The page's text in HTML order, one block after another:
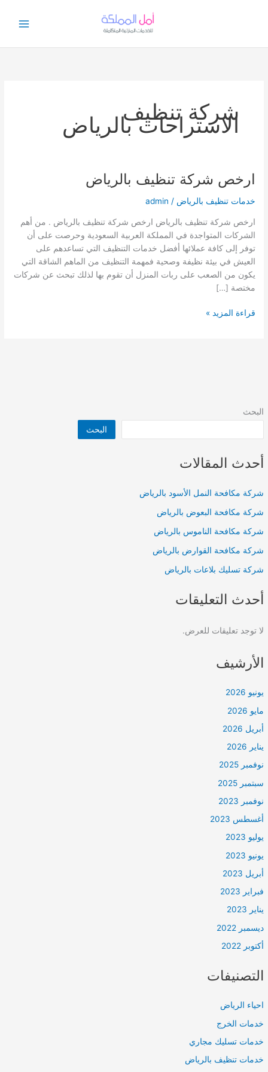
البحث
البحث
أحدث المقالات
شركة مكافحة النمل الأسود بالرياض
شركة مكافحة البعوض بالرياض
شركة مكافحة الناموس بالرياض
شركة مكافحة القوارض بالرياض
شركة تسليك بلاعات بالرياض
أحدث التعليقات
لا توجد تعليقات للعرض.
الأرشيف
يونيو 2026
مايو 2026
أبريل 2026
يناير 2026
نوفمبر 2025
سبتمبر 2025
نوفمبر 2023
أغسطس 2023
يوليو 2023
يونيو 2023
أبريل 2023
فبراير 2023
يناير 2023
ديسمبر 2022
أكتوبر 2022
التصنيفات
احياء الرياض
خدمات الخرج
خدمات تسليك مجاري
خدمات تنظيف بالرياض
شركة تنظيف
الاستراحات بالرياض
ارخص شركة تنظيف بالرياض
خدمات تنظيف بالرياض /
admin
ارخص شركة تنظيف بالرياض ارخص شركة تنظيف بالرياض . من أهم
الشركات المتواجدة في المملكة العربية السعودية وحرصت على أن
توفر إلى كافة عملائها أفضل خدمات التنظيف التي تساعدهم على
العيش في بيئة نظيفة وصحية فمهمة التنظيف من الماهم الشاقة التي
يكون من الصعب على ربات المنزل أن تقوم بها لذلك تبحث عن شركات
مختصة […]
ارخص
قراءة المزيد »